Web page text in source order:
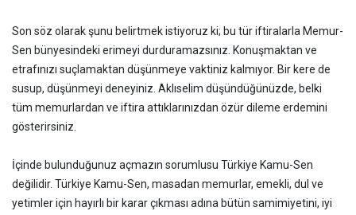
Son söz olarak şunu belirtmek istiyoruz ki; bu tür iftiralarla Memur-
Sen bünyesindeki erimeyi durduramazsınız. Konuşmaktan ve
etrafınızı suçlamaktan düşünmeye vaktiniz kalmıyor. Bir kere de
susup, düşünmeyi deneyiniz. Aklıselim düşündüğünüzde, belki
tüm memurlardan ve iftira attıklarınızdan özür dileme erdemini
gösterirsiniz.
İçinde bulunduğunuz açmazın sorumlusu Türkiye Kamu-Sen
değilidir. Türkiye Kamu-Sen, masadan memurlar, emekli, dul ve
yetimler için hayırlı bir karar çıkması adına bütün samimiyetini, iyi